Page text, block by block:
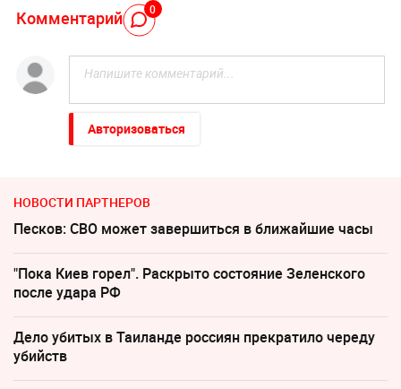
Комментарий 0
Авторизоваться
НОВОСТИ ПАРТНЕРОВ
Песков: СВО может завершиться в ближайшие часы
"Пока Киев горел". Раскрыто состояние Зеленского
после удара РФ
Дело убитых в Таиланде россиян прекратило череду
убийств